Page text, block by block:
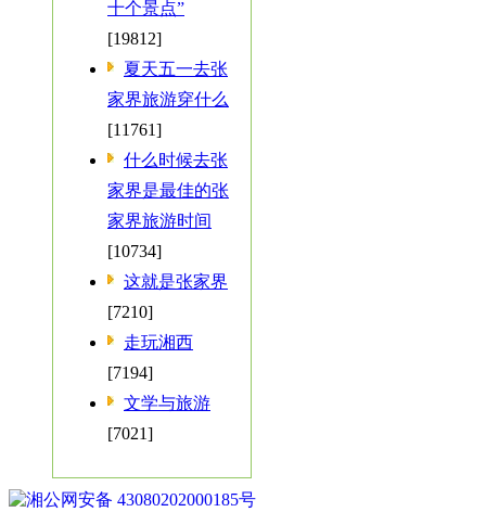
十个景点”
[19812]
夏天五一去张
家界旅游穿什么
[11761]
什么时候去张
家界是最佳的张
家界旅游时间
[10734]
这就是张家界
[7210]
走玩湘西
[7194]
文学与旅游
[7021]
湘公网安备 43080202000185号